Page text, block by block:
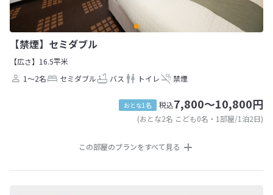
【禁煙】セミダブル
【広さ】16.5平米
1～2名
セミダブル バス トイレ 禁煙
おとな1名 税込7,800～10,800円
(おとな2名 こども0名・1部屋/1泊2日)
この部屋のプランをすべて見る